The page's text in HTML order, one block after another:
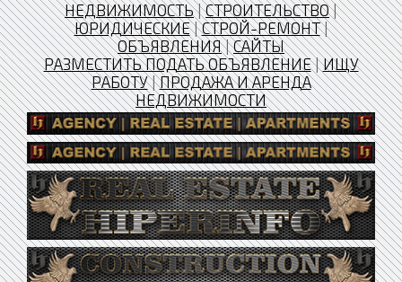
НЕДВИЖИМОСТЬ|СТРОИТЕЛЬСТВО|
ЮРИДИЧЕСКИЕ|СТРОЙ-РЕМОНТ|
ОБЪЯВЛЕНИЯ|САЙТЫ
РАЗМЕСТИТЬ ПОДАТЬ ОБЪЯВЛЕНИЕ|ИЩУ
РАБОТУ|ПРОДАЖА И АРЕНДА
НЕДВИЖИМОСТИ